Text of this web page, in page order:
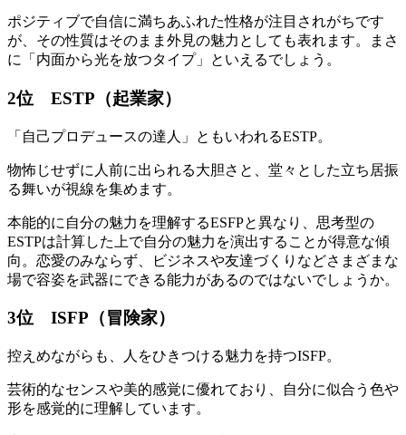
ポジティブで自信に満ちあふれた性格が注目されがちです
が、その性質はそのまま外見の魅力としても表れます。まさ
に「内面から光を放つタイプ」といえるでしょう。
2位 ESTP（起業家）
「自己プロデュースの達人」ともいわれるESTP。
物怖じせずに人前に出られる大胆さと、堂々とした立ち居振
る舞いが視線を集めます。
本能的に自分の魅力を理解するESFPと異なり、思考型の
ESTPは計算した上で自分の魅力を演出することが得意な傾
向。恋愛のみならず、ビジネスや友達づくりなどさまざまな
場で容姿を武器にできる能力があるのではないでしょうか。
3位 ISFP（冒険家）
控えめながらも、人をひきつける魅力を持つISFP。
芸術的なセンスや美的感覚に優れており、自分に似合う色や
形を感覚的に理解しています。